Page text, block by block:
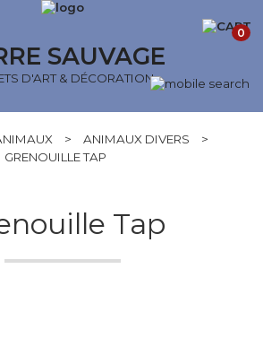
SAUVAGE
D'ART & DÉCORATION
0
> ANIMAUX DIVERS
>
GRENOUILLE TAP
Tap